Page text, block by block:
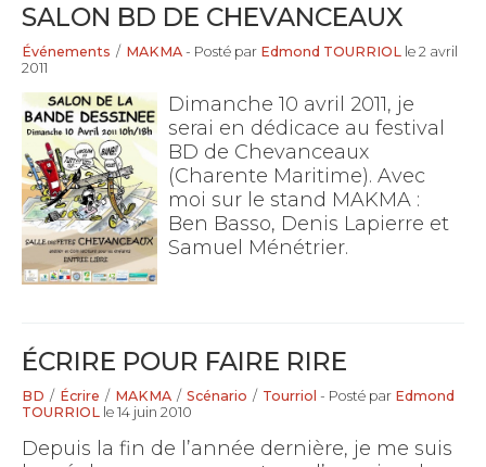
SALON BD DE CHEVANCEAUX
Événements / MAKMA - Posté par Edmond TOURRIOL le 2 avril
2011
Dimanche 10 avril 2011, je
serai en dédicace au festival
BD de Chevanceaux
(Charente Maritime). Avec
moi sur le stand MAKMA :
Ben Basso, Denis Lapierre et
Samuel Ménétrier.
ÉCRIRE POUR FAIRE RIRE
BD / Écrire / MAKMA / Scénario / Tourriol - Posté par Edmond
TOURRIOL le 14 juin 2010
Depuis la fin de l’année dernière, je me suis